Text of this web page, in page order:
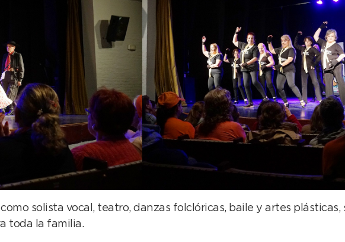
solista vocal, teatro, danzas folclóricas, baile y artes
toda la familia.